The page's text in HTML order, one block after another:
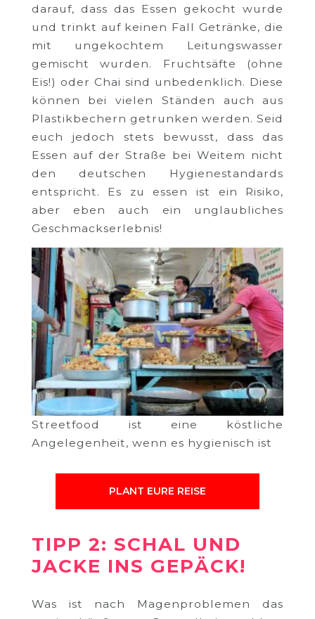
darauf, dass das Essen gekocht wurde
und trinkt auf keinen Fall Getränke, die
mit ungekochtem Leitungswasser
gemischt wurden. Fruchtsäfte (ohne
Eis!) oder Chai sind unbedenklich. Diese
können bei vielen Ständen auch aus
Plastikbechern getrunken werden. Seid
euch jedoch stets bewusst, dass das
Essen auf der Straße bei Weitem nicht
den deutschen Hygienestandards
entspricht. Es zu essen ist ein Risiko,
aber eben auch ein unglaubliches
Geschmackserlebnis!
Streetfood ist eine köstliche
Angelegenheit, wenn es hygienisch ist
PLANT EURE REISE
TIPP 2: SCHAL UND
JACKE INS GEPÄCK!
Was ist nach Magenproblemen das